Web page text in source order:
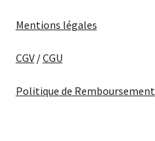
Mentions légales
CGV/CGU
Politique de Remboursement